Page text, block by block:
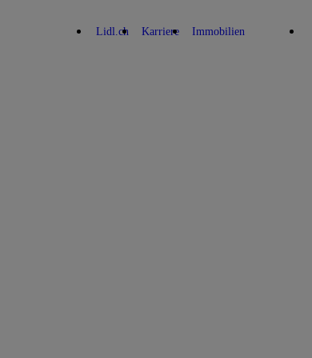
Lidl.ch Karriere Immobilien